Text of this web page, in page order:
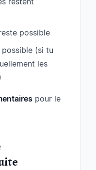
possible
(si tu
les
pour le